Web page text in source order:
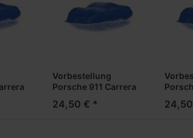
Vorbestellung
Porsche 911 Carrera
-1:87- ***Messe
24,50 € *